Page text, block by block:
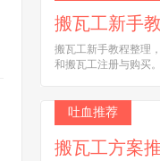
搬瓦工新手
搬瓦工新手教程整理
和搬瓦工注册与购买。
吐血推荐
搬瓦工方案